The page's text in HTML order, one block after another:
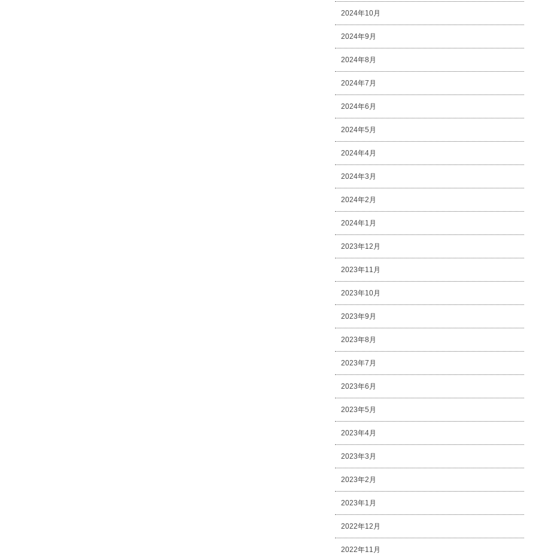
2024年10月
2024年9月
2024年8月
2024年7月
2024年6月
2024年5月
2024年4月
2024年3月
2024年2月
2024年1月
2023年12月
2023年11月
2023年10月
2023年9月
2023年8月
2023年7月
2023年6月
2023年5月
2023年4月
2023年3月
2023年2月
2023年1月
2022年12月
2022年11月